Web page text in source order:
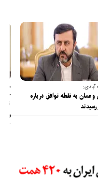
و عمان به نقطه توافق درباره
عضو
را